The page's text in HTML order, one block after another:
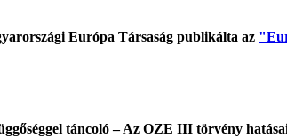
Európa Társaság publikálta az
táncoló – Az OZE III törvény